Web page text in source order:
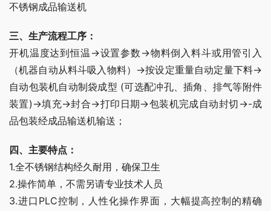
不锈钢成品输送机
三、生产流程工序：
开机温度达到恒温→设置参数→物料倒入料斗或用管引入
（机器自动从料斗吸入物料）→按设定重量自动定量下料→
自动包装机自动制袋成型 (可选配冲孔、插角、排气等附件
装置)→填充→封合→打印日期→包装机完成自动封切→-成
品包装经成品输送机输送；
四、主要特点：
1.全不锈钢结构经久耐用，确保卫生
2.操作简单，不需另请专业技术人员
3.进口PLC控制，人性化操作界面，大幅提高控制的精确